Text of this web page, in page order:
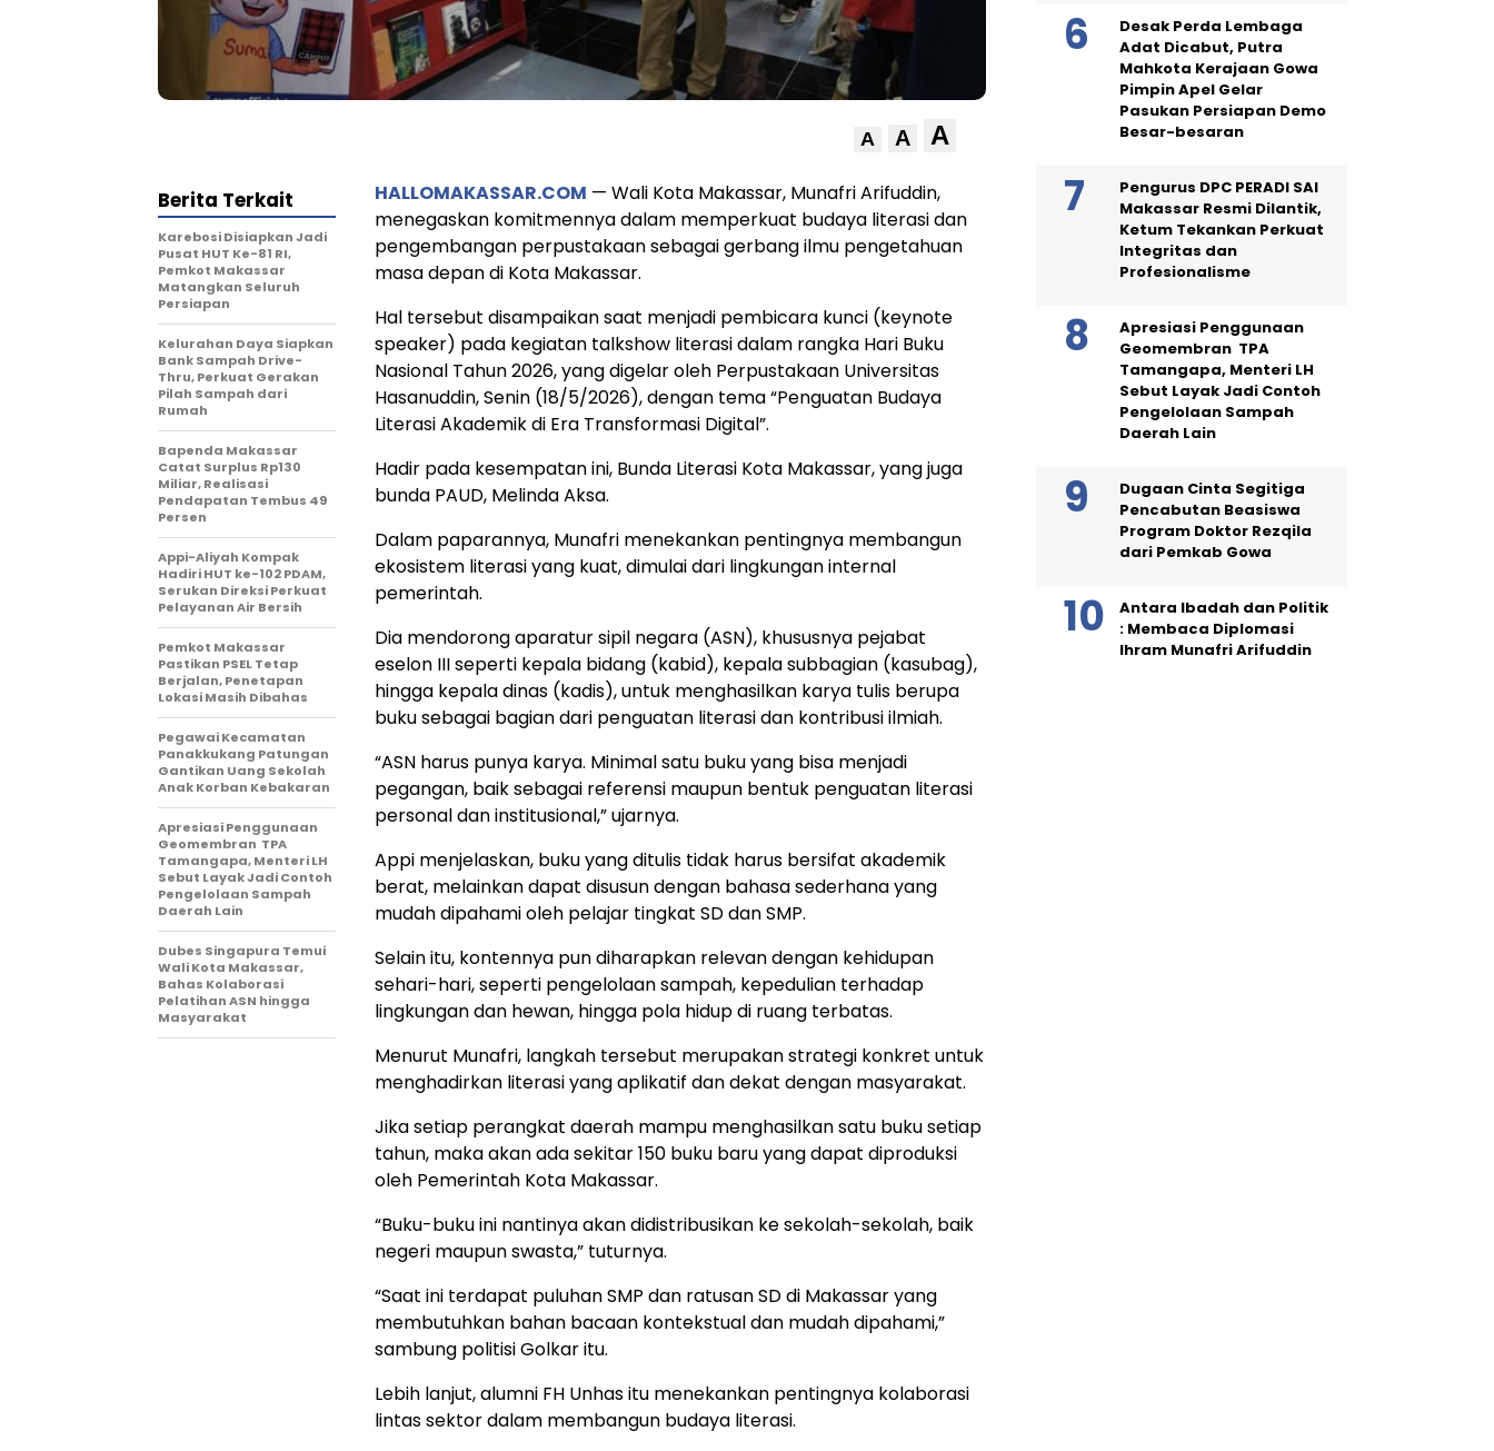
A A A
HALLOMAKASSAR.COM — Wali Kota Makassar, Munafri Arifuddin,
menegaskan komitmennya dalam memperkuat budaya literasi dan
pengembangan perpustakaan sebagai gerbang ilmu pengetahuan
masa depan di Kota Makassar.
Hal tersebut disampaikan saat menjadi pembicara kunci (keynote
speaker) pada kegiatan talkshow literasi dalam rangka Hari Buku
Nasional Tahun 2026, yang digelar oleh Perpustakaan Universitas
Hasanuddin, Senin (18/5/2026), dengan tema “Penguatan Budaya
Literasi Akademik di Era Transformasi Digital”.
Hadir pada kesempatan ini, Bunda Literasi Kota Makassar, yang juga
bunda PAUD, Melinda Aksa.
Dalam paparannya, Munafri menekankan pentingnya membangun
ekosistem literasi yang kuat, dimulai dari lingkungan internal
pemerintah.
Dia mendorong aparatur sipil negara (ASN), khususnya pejabat
eselon III seperti kepala bidang (kabid), kepala subbagian (kasubag),
hingga kepala dinas (kadis), untuk menghasilkan karya tulis berupa
buku sebagai bagian dari penguatan literasi dan kontribusi ilmiah.
“ASN harus punya karya. Minimal satu buku yang bisa menjadi
pegangan, baik sebagai referensi maupun bentuk penguatan literasi
personal dan institusional,” ujarnya.
Appi menjelaskan, buku yang ditulis tidak harus bersifat akademik
berat, melainkan dapat disusun dengan bahasa sederhana yang
mudah dipahami oleh pelajar tingkat SD dan SMP.
Selain itu, kontennya pun diharapkan relevan dengan kehidupan
sehari-hari, seperti pengelolaan sampah, kepedulian terhadap
lingkungan dan hewan, hingga pola hidup di ruang terbatas.
Menurut Munafri, langkah tersebut merupakan strategi konkret untuk
menghadirkan literasi yang aplikatif dan dekat dengan masyarakat.
Jika setiap perangkat daerah mampu menghasilkan satu buku setiap
tahun, maka akan ada sekitar 150 buku baru yang dapat diproduksi
oleh Pemerintah Kota Makassar.
“Buku-buku ini nantinya akan didistribusikan ke sekolah-sekolah, baik
negeri maupun swasta,” tuturnya.
“Saat ini terdapat puluhan SMP dan ratusan SD di Makassar yang
membutuhkan bahan bacaan kontekstual dan mudah dipahami,”
sambung politisi Golkar itu.
Lebih lanjut, alumni FH Unhas itu menekankan pentingnya kolaborasi
lintas sektor dalam membangun budaya literasi.
Berita Terkait
Karebosi Disiapkan Jadi
Pusat HUT Ke-81 RI,
Pemkot Makassar
Matangkan Seluruh
Persiapan
Kelurahan Daya Siapkan
Bank Sampah Drive-
Thru, Perkuat Gerakan
Pilah Sampah dari
Rumah
Bapenda Makassar
Catat Surplus Rp130
Miliar, Realisasi
Pendapatan Tembus 49
Persen
Appi-Aliyah Kompak
Hadiri HUT ke-102 PDAM,
Serukan Direksi Perkuat
Pelayanan Air Bersih
Pemkot Makassar
Pastikan PSEL Tetap
Berjalan, Penetapan
Lokasi Masih Dibahas
Pegawai Kecamatan
Panakkukang Patungan
Gantikan Uang Sekolah
Anak Korban Kebakaran
Apresiasi Penggunaan
Geomembran TPA
Tamangapa, Menteri LH
Sebut Layak Jadi Contoh
Pengelolaan Sampah
Daerah Lain
Dubes Singapura Temui
Wali Kota Makassar,
Bahas Kolaborasi
Pelatihan ASN hingga
Masyarakat
Desak Perda Lembaga
Adat Dicabut, Putra
Mahkota Kerajaan Gowa
Pimpin Apel Gelar
Pasukan Persiapan Demo
Besar-besaran
Pengurus DPC PERADI SAI
Makassar Resmi Dilantik,
Ketum Tekankan Perkuat
Integritas dan
Profesionalisme
Apresiasi Penggunaan
Geomembran TPA
Tamangapa, Menteri LH
Sebut Layak Jadi Contoh
Pengelolaan Sampah
Daerah Lain
Dugaan Cinta Segitiga
Pencabutan Beasiswa
Program Doktor Rezqila
dari Pemkab Gowa
Antara Ibadah dan Politik
: Membaca Diplomasi
Ihram Munafri Arifuddin